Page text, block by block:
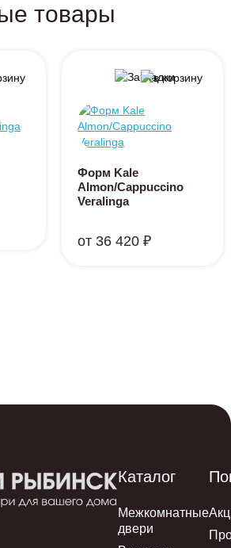
товары
Форм Kale
Almon/Cappuccino
Veralinga
от 36 420 ₽
Каталог
Межкомнатные
двери